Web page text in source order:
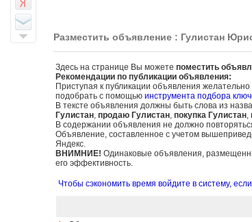
Разместить объявление : Гулистан
Здесь на странице Вы можете поместить
Рекомендации по публикации объявления:
Приступая к публикации объявления
подобрать с помощью инструмента подбора
В тексте объявления должны быть слова из
Гулистан, продаю Гулистан, покупка Гулистан,
В содержании объявления не должно
Объявление, составленное с учетом
Яндекс.
ВНИМНИЕ! Одинаковые объявления,
его эффективность.
Чтобы сэкономить время войдите в систему,